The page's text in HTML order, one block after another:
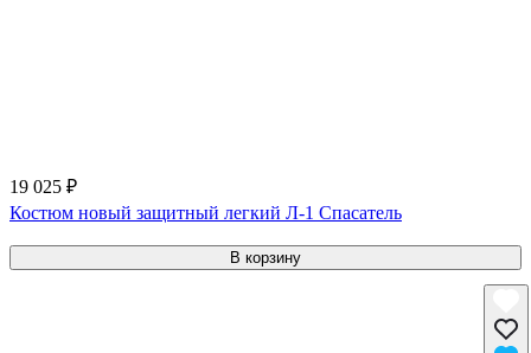
19 025 ₽
Костюм новый защитный легкий Л-1 Спасатель
В корзину